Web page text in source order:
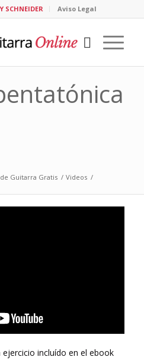
SCHNEIDER Aviso Legal
de Guitarra Gratis / Videos /
incluído en el ebook